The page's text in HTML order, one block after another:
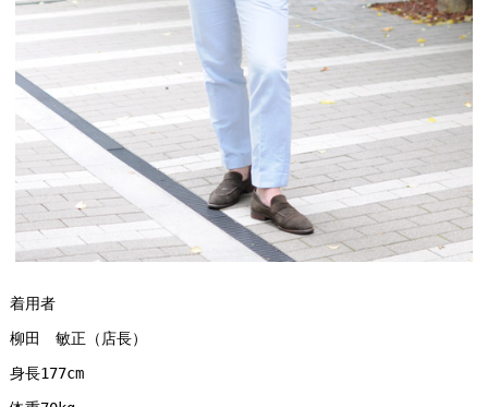
着用者
柳田　敏正（店長）
身長177cm